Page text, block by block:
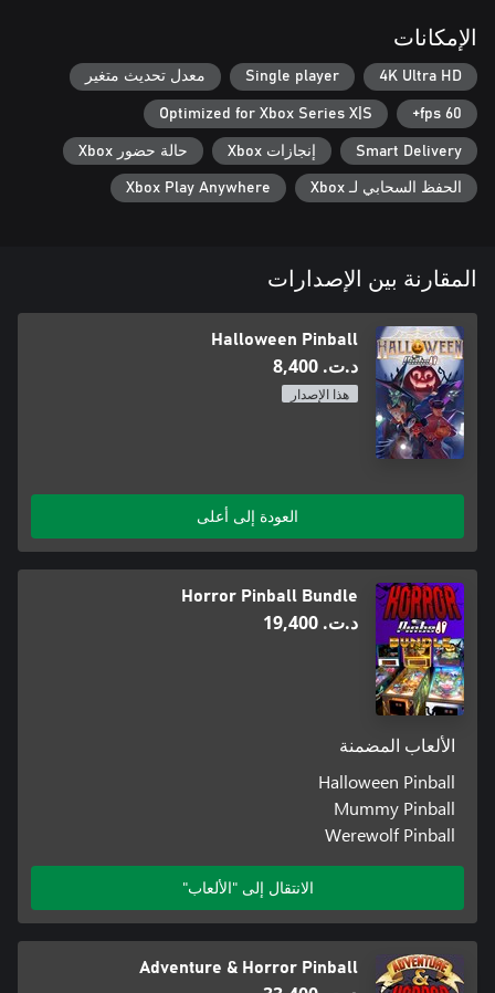
الإمكانات
4K Ultra HD
Single player معدل تحديث متغير
60 fps+
Optimized for Xbox Series X|S
Smart Delivery إنجازات Xbox حالة حضور Xbox
الحفظ السحابي لـ Xbox Xbox Play Anywhere
المقارنة بين الإصدارات
Halloween Pinball
د.ت.‏ 8,400
هذا الإصدار
العودة إلى أعلى
Horror Pinball Bundle
د.ت.‏ 19,400
الألعاب المضمنة
Halloween Pinball
Mummy Pinball
Werewolf Pinball
الانتقال إلى "الألعاب"
Adventure & Horror Pinball